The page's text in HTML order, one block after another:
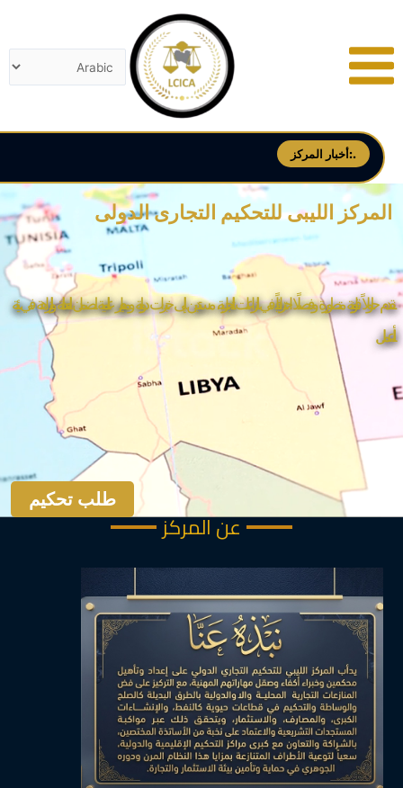
المحتوى
أخبار المركز:.
المركز الليبى للتحكيم التجارى الدولى
نقدم حلولاً قانونية متطورة وفصلًا احترافياً في النزاعات التجارية، مستندين إلى خبرات دولية ومعايير عالمية لضمان العدالة والنزاهة في بيئة
الأعمال.
طلب تحكيم
عن المركز